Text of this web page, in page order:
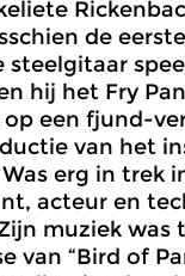
de
steelgitaar
hij het Fry
op een fjund-
van het
erg in trek
acteur en
muziek was
van “Bird of